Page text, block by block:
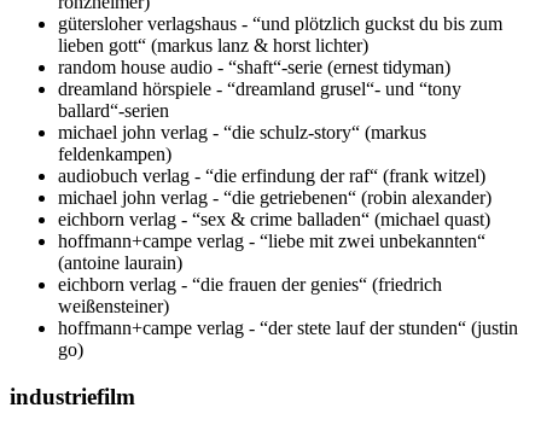
gütersloher verlagshaus - “und plötzlich guckst du bis zum
lieben gott“ (markus lanz & horst lichter)
random house audio - “shaft“-serie (ernest tidyman)
dreamland hörspiele - “dreamland grusel“- und “tony
ballard“-serien
michael john verlag - “die schulz-story“ (markus
feldenkampen)
audiobuch verlag - “die erfindung der raf“ (frank witzel)
michael john verlag - “die getriebenen“ (robin alexander)
eichborn verlag - “sex & crime balladen“ (michael quast)
hoffmann+campe verlag - “liebe mit zwei unbekannten“
(antoine laurain)
eichborn verlag - “die frauen der genies“ (friedrich
weißensteiner)
hoffmann+campe verlag - “der stete lauf der stunden“ (justin
go)
industriefilm